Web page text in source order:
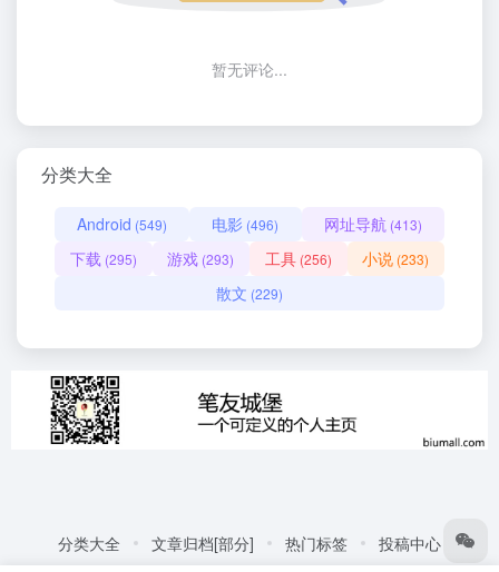
暂无评论...
分类大全
Android (549) 电影 (496) 网址导航 (413)
下载 (295) 游戏 (293) 工具(256) 小说 (233)
散文 (229)
分类大全 文章归档[部分] 热门标签
投稿中心